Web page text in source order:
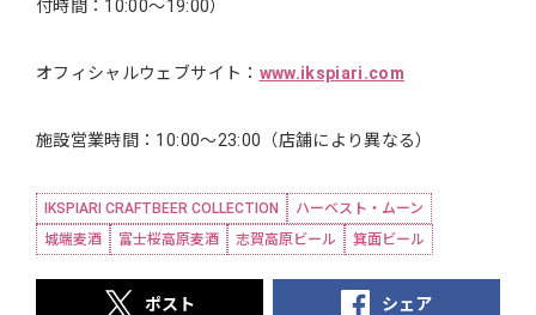
付時間：10:00～19:00）
オフィシャルウェブサイト： www.ikspiari.com
施設営業時間：10:00～23:00（店舗により異なる）
IKSPIARI CRAFTBEER COLLECTION
ハーベスト・ムーン
城端麦酒
富士桜高原麦酒 志賀高原ビール 箕面ビール
ポスト シェア